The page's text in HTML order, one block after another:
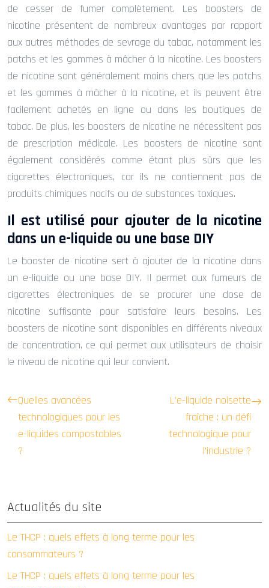
de cesser de fumer complètement. Les boosters de
nicotine présentent de nombreux avantages par rapport
aux autres méthodes de sevrage du tabac, notamment les
patchs et les gommes à mâcher à la nicotine. Les boosters
de nicotine sont généralement moins chers que les patchs
et les gommes à mâcher à la nicotine, et ils peuvent être
facilement achetés en ligne ou dans les boutiques de
tabac. De plus, les boosters de nicotine ne nécessitent pas
de prescription médicale. Les boosters de nicotine sont
également considérés comme étant plus sûrs que les
cigarettes électroniques, car ils ne contiennent pas de
produits chimiques nocifs ou de substances toxiques.
Il est utilisé pour ajouter de la nicotine
dans un e-liquide ou une base DIY
Le booster de nicotine sert à ajouter de la nicotine dans
un e-liquide ou une base DIY. Il permet aux fumeurs de
cigarettes électroniques de se procurer une dose de
nicotine suffisante pour satisfaire leurs besoins. Les
boosters de nicotine sont disponibles en différents niveaux
de concentration, ce qui permet aux utilisateurs de choisir
le niveau de nicotine qui leur convient.
Quelles avancées
technologiques pour les
e-liquides compostables
?
L’e-liquide noisette
fraîche : un défi
technologique pour
l’industrie ?
Actualités du site
Le THCP : quels effets à long terme pour les
consommateurs ?
Le THCP : quels effets à long terme pour les